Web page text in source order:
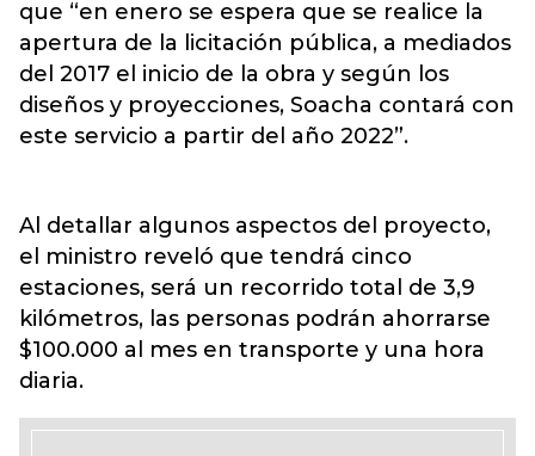
que “en enero se espera que se realice la
apertura de la licitación pública, a mediados
del 2017 el inicio de la obra y según los
diseños y proyecciones, Soacha contará con
este servicio a partir del año 2022”.
Al detallar algunos aspectos del proyecto,
el ministro reveló que tendrá cinco
estaciones, será un recorrido total de 3,9
kilómetros, las personas podrán ahorrarse
$100.000 al mes en transporte y una hora
diaria.